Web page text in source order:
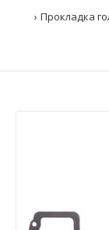
Прокладка